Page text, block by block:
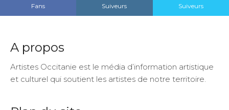
Fans
Suiveurs
Suiveurs
A propos
Artistes Occitanie est le média d’information artistique
et culturel qui soutient les artistes de notre territoire.